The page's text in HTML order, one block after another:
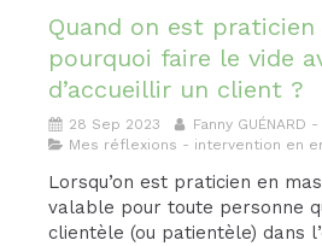
Quand on est praticien
pourquoi faire le vide
d’accueillir un client ?
28 Sep 2023
Fanny GUÉNARD
Mes réflexions - intervention en
Lorsqu’on est praticien en
valable pour toute personne
clientèle (ou patientèle) dans